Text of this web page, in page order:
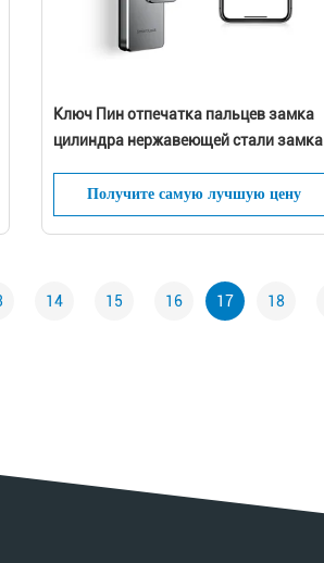
Ключ Пин отпечатка пальцев замка
цилиндра нержавеющей стали замка
Получите самую лучшую цену
14 15 16 17 18